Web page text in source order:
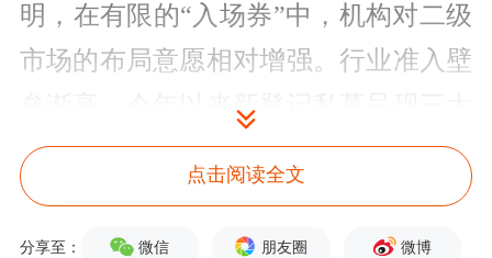
明，在有限的“入场券”中，机构对二级
市场的布局意愿相对增强。行业准入壁
垒渐高，今年以来新登记私募呈现三大
标签：一是核心团队具备量化投资经
验；二是团队成员拥有公募从业背景；
三是知名私募高管独立创业。
点击阅读全文
分享至： 微信 朋友圈 微博